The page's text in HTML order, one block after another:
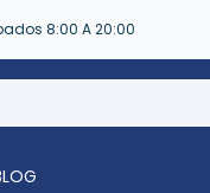
8:00 A 20:00